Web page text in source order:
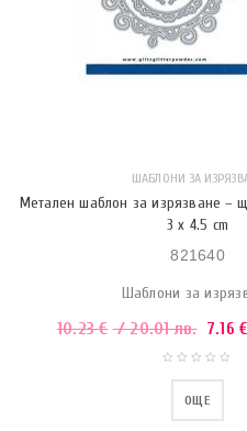
ШАБЛОНИ ЗА
Метален шаблон за изрязване –
3 x 4.5 cm
821640
Шаблони за
10.23€ / 20.01 лв. 7.16 €
ОЩЕ